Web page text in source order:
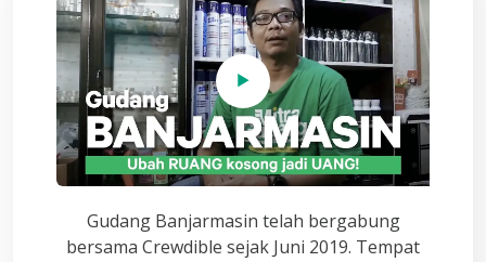
Gudang Banjarmasin telah bergabung
bersama Crewdible sejak Juni 2019. Tempat